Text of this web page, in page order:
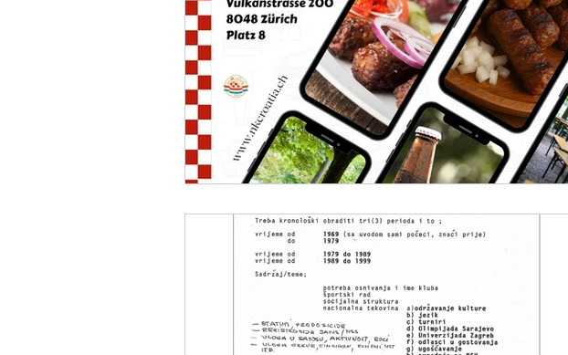
2007/2008 2006/2007 2005/2006
2001/2002 2000/2001